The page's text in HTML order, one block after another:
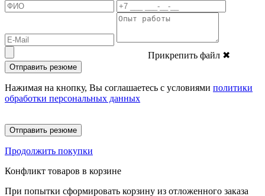
Прикрепить файл ✖
Отправить резюме
Нажимая на кнопку, Вы соглашаетесь с условиями политики
обработки персональных данных
Отправить резюме
Продолжить покупки
Конфликт товаров в корзине
При попытки сформировать корзину из отложенного заказа